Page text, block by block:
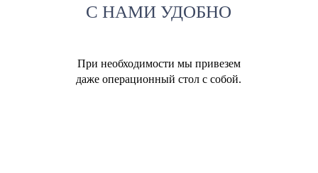
С НАМИ УДОБНО
При необходимости мы привезем
даже операционный стол с собой.